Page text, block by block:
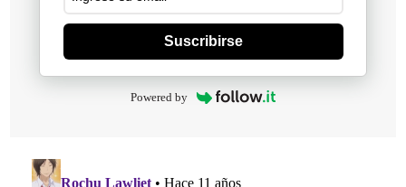
Suscribirse
Powered by